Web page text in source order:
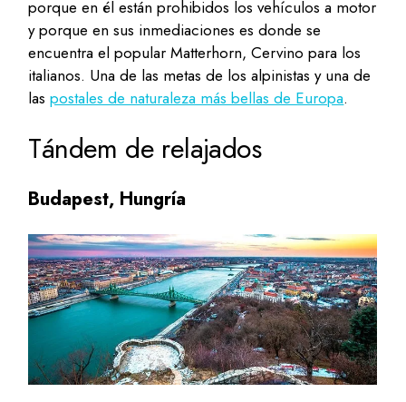
porque en él están prohibidos los vehículos a motor
y porque en sus inmediaciones es donde se
encuentra el popular Matterhorn, Cervino para los
italianos. Una de las metas de los alpinistas y una de
laspostales de naturaleza más bellas de Europa.
Tándem de relajados
Budapest, Hungría